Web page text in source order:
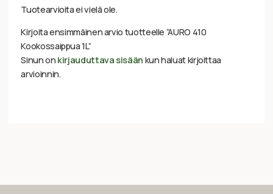
Tuotearvioita ei vielä ole.
Kirjoita ensimmäinen arvio tuotteelle “AURO 410
Kookossaippua 1L”
Sinun on kirjauduttava sisään kun haluat kirjoittaa
arvioinnin.